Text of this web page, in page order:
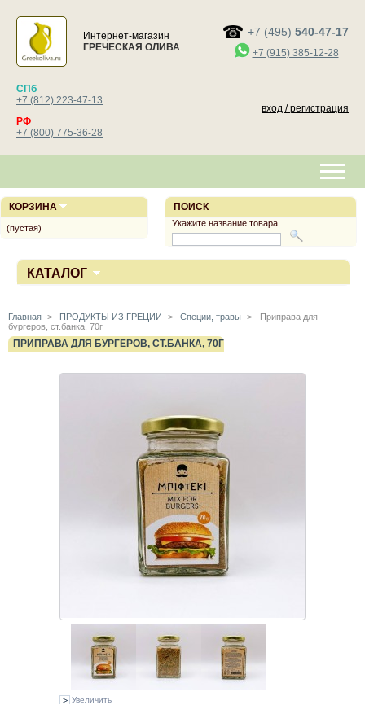
Интернет-магазин
ГРЕЧЕСКАЯ ОЛИВА
+7 (495) 540-47-17
+7 (915) 385-12-28
СПб
+7 (812) 223-47-13
РФ
+7 (800) 775-36-28
вход / регистрация
КАТАЛОГ
Главная > ПРОДУКТЫ ИЗ ГРЕЦИИ > Специи, травы >
Приправа для
бургеров, ст.банка, 70г
ПРИПРАВА ДЛЯ БУРГЕРОВ, СТ.БАНКА, 70Г
Увеличить
ПОИСК
Укажите название товара
КОРЗИНА
(пустая)